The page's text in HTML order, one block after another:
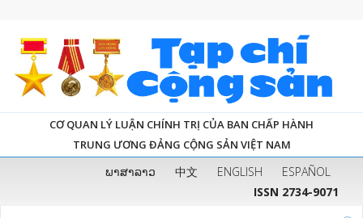
CƠ QUAN LÝ LUẬN CHÍNH TRỊ CỦA BAN CHẤP HÀNH
TRUNG ƯƠNG ĐẢNG CỘNG SẢN VIỆT NAM
ພາສາລາວ 中文 ENGLISH
ESPAÑOL
ISSN 2734-9071